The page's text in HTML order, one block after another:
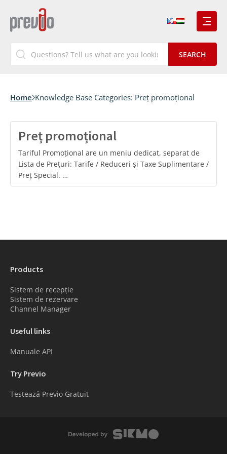
Home Knowledge Base Categories: Preț promoțional
Preț promoțional
Tariful Promoțional are un meniu dedicat, separat de
Lista de Prețuri: Tarife / Reduceri și Taxe Suplimentare /
Preț Special. …
Products
Sistem de recepție
Sistem de rezervare
Channel Manager
Useful links
Manuale API
Try Previo
Testează Previo Gratuit